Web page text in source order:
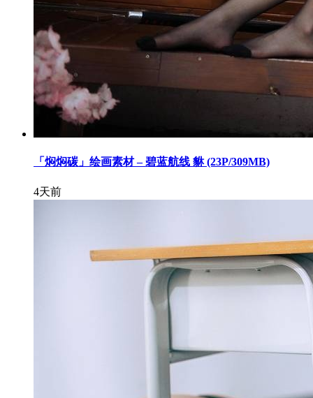
「焖焖碳」绘画素材 – 碧蓝航线 貅 (23P/309MB)
4天前